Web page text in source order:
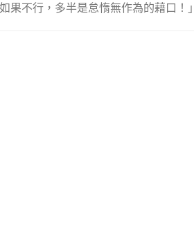
果不行，多半是怠惰無作為的藉口！」